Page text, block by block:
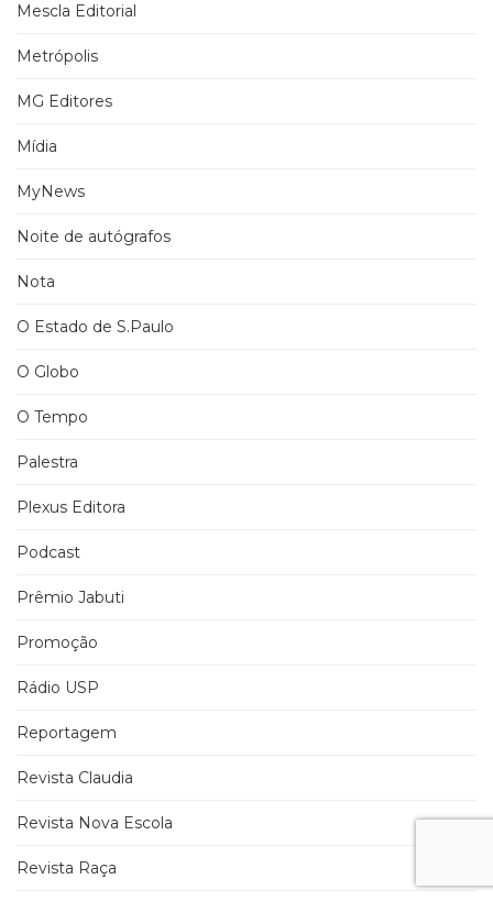
Mescla Editorial
Metrópolis
MG Editores
Mídia
MyNews
Noite de autógrafos
Nota
O Estado de S.Paulo
O Globo
O Tempo
Palestra
Plexus Editora
Podcast
Prêmio Jabuti
Promoção
Rádio USP
Reportagem
Revista Claudia
Revista Nova Escola
Revista Raça